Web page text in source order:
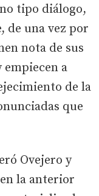
tipo diálogo,
de una vez por
nota de sus
a
de la
que
Ovejero y
la anterior